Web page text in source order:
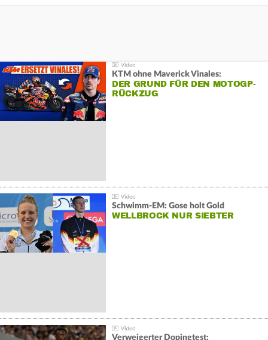
KTM ohne Maverick Vinales:
DER GRUND FÜR DEN MOTOGP-
RÜCKZUG
Schwimm-EM: Gose holt Gold
WELLBROCK NUR SIEBTER
Verweigerter Dopingtest: